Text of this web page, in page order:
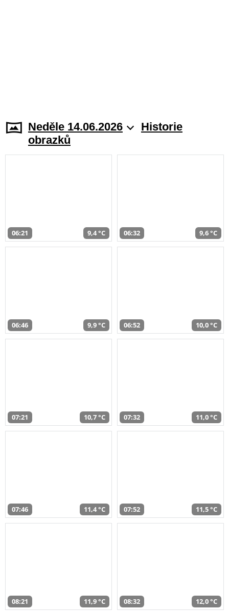
Neděle 14.06.2026
Historie
obrazků
06:21 9,4 °C 06:32 9,6 °C
06:46 9,9 °C 06:52 10,0 °C
07:21 10,7 °C 07:32 11,0 °C
07:46 11,4 °C 07:52 11,5 °C
08:21 11,9 °C 08:32 12,0 °C